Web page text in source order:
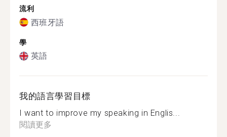
流利
西班牙語
學
英語
我的語言學習目標
I want to improve my speaking in Englis...
閱讀更多